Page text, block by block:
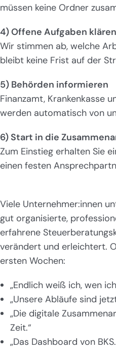
müssen keine Ordner
4) Offene Aufgaben klären
Wir stimmen ab, welche
bleibt keine Frist auf der
5) Behörden informieren
Finanzamt, Krankenkasse
werden automatisch von
6) Start in die
Zum Einstieg erhalten Sie
einen festen
Viele Unternehmer:innen
gut organisierte,
erfahrene
verändert und erleichtert.
ersten Wochen:
„Endlich weiß ich, wen
„Unsere Abläufe sind
„Die digitale
Zeit.“
„Das Dashboard von